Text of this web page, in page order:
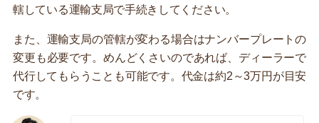
轄している運輸支局で手続きしてください。
また、運輸支局の管轄が変わる場合はナンバープレートの
変更も必要です。めんどくさいのであれば、ディーラーで
代行してもらうことも可能です。代金は約2～3万円が目安
です。